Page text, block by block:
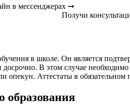
в мессенджерах ➞
Получи
в школе. Он является
В этом случае
опекун. Аттестаты в
образования